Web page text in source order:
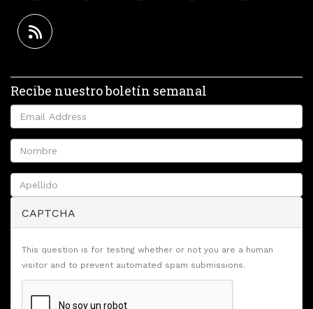
Recibe nuestro boletín semanal
CAPTCHA
This question is for testing whether or not you are a human
visitor and to prevent automated spam submissions.